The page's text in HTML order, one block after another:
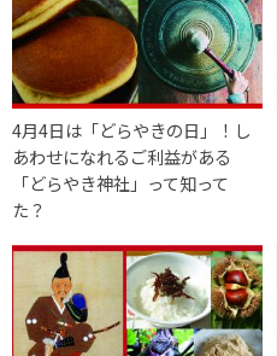
4月4日は「どらやきの日」！し
あわせになれるご利益がある
「どらやき神社」って知って
た？